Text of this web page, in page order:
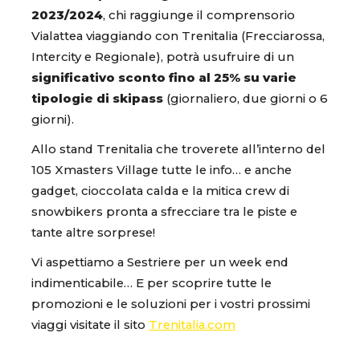
2023/2024, chi raggiunge il comprensorio
Vialattea viaggiando con Trenitalia (Frecciarossa,
Intercity e Regionale), potrà usufruire di un
significativo sconto fino al 25% su varie
tipologie di skipass (giornaliero, due giorni o 6
giorni).
Allo stand Trenitalia che troverete all’interno del
105 Xmasters Village tutte le info… e anche
gadget, cioccolata calda e la mitica crew di
snowbikers pronta a sfrecciare tra le piste e
tante altre sorprese!
Vi aspettiamo a Sestriere per un week end
indimenticabile… E per scoprire tutte le
promozioni e le soluzioni per i vostri prossimi
viaggi visitate il sito Trenitalia.com